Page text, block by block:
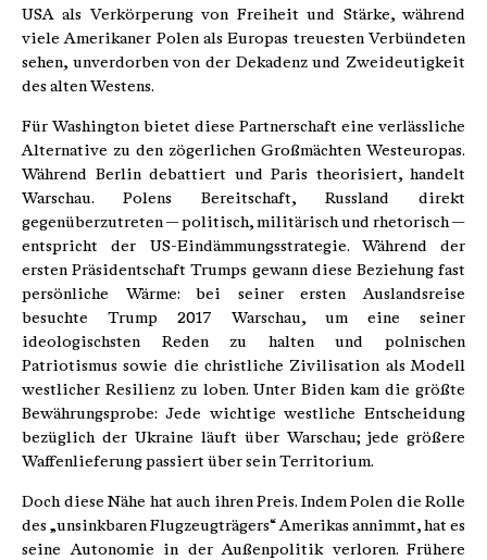
USA als Verkörperung von Freiheit und Stärke, während
viele Amerikaner Polen als Europas treuesten Verbündeten
sehen, unverdorben von der Dekadenz und Zweideutigkeit
des alten Westens.
Für Washington bietet diese Partnerschaft eine verlässliche
Alternative zu den zögerlichen Großmächten Westeuropas.
Während Berlin debattiert und Paris theorisiert, handelt
Warschau. Polens Bereitschaft, Russland direkt
gegenüberzutreten — politisch, militärisch und rhetorisch —
entspricht der US-Eindämmungsstrategie. Während der
ersten Präsidentschaft Trumps gewann diese Beziehung fast
persönliche Wärme: bei seiner ersten Auslandsreise
besuchte Trump 2017 Warschau, um eine seiner
ideologischsten Reden zu halten und polnischen
Patriotismus sowie die christliche Zivilisation als Modell
westlicher Resilienz zu loben. Unter Biden kam die größte
Bewährungsprobe: Jede wichtige westliche Entscheidung
bezüglich der Ukraine läuft über Warschau; jede größere
Waffenlieferung passiert über sein Territorium.
Doch diese Nähe hat auch ihren Preis. Indem Polen die Rolle
des „unsinkbaren Flugzeugträgers“ Amerikas annimmt, hat es
seine Autonomie in der Außenpolitik verloren. Frühere